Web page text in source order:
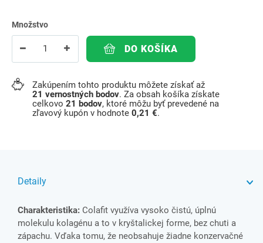
Množstvo
DO KOŠÍKA
Zakúpením tohto produktu môžete získať až
21 vernostných bodov. Za obsah košíka získate
celkovo 21 bodov, ktoré môžu byť prevedené na
zľavový kupón v hodnote 0,21 €.
Detaily
Charakteristika: Colafit využíva vysoko čistú, úplnú
molekulu kolagénu a to v kryštalickej forme, bez chuti a
zápachu. Vďaka tomu, že neobsahuje žiadne konzervačné